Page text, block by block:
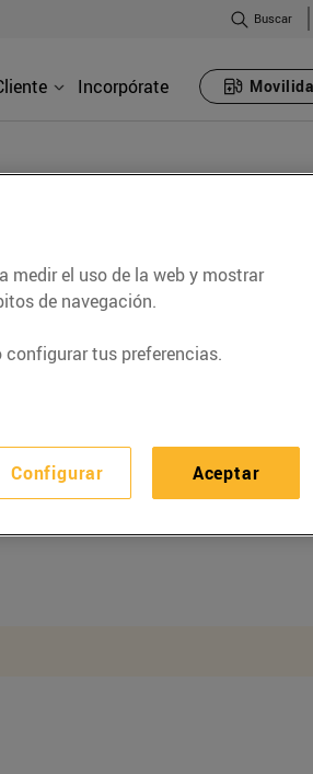
Buscar
Incorpórate
Dirección
C. Lluís Companys,
medir el uso de la web y mostrar
de navegación.
configurar tus preferencias.
Configurar Aceptar